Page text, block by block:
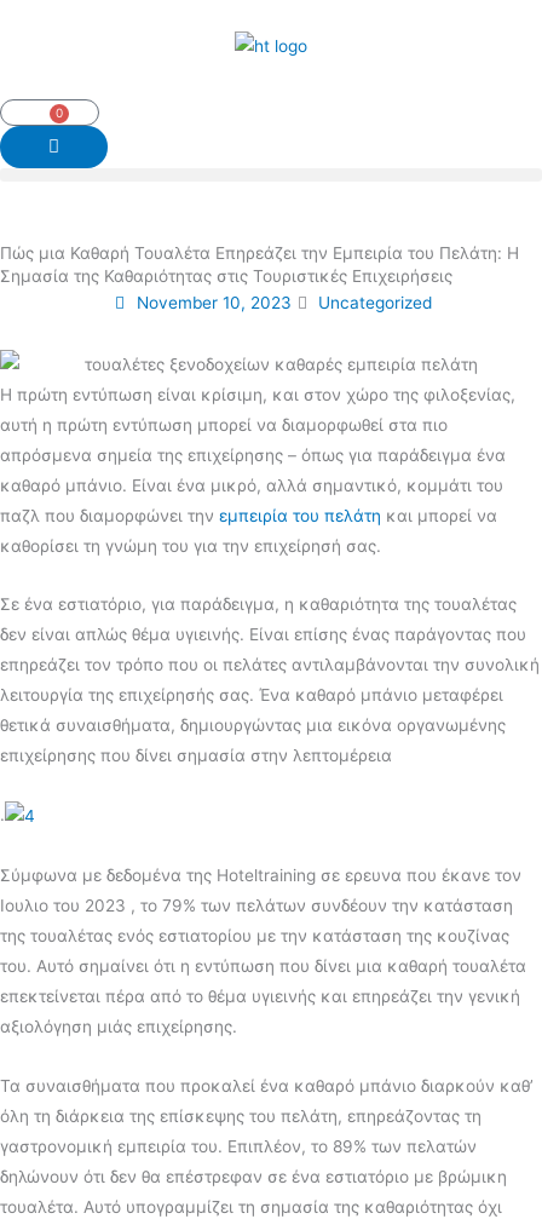
0
Cart
Πώς μια Καθαρή Τουαλέτα Επηρεάζει την Εμπειρία του Πελάτη: Η
Σημασία της Καθαριότητας στις Τουριστικές Επιχειρήσεις
November 10, 2023
Uncategorized
Η πρώτη εντύπωση είναι κρίσιμη, και στον χώρο της φιλοξενίας,
αυτή η πρώτη εντύπωση μπορεί να διαμορφωθεί στα πιο
απρόσμενα σημεία της επιχείρησης – όπως για παράδειγμα ένα
καθαρό μπάνιο. Είναι ένα μικρό, αλλά σημαντικό, κομμάτι του
παζλ που διαμορφώνει την εμπειρία του πελάτη και μπορεί να
καθορίσει τη γνώμη του για την επιχείρησή σας.
Σε ένα εστιατόριο, για παράδειγμα, η καθαριότητα της τουαλέτας
δεν είναι απλώς θέμα υγιεινής. Είναι επίσης ένας παράγοντας που
επηρεάζει τον τρόπο που οι πελάτες αντιλαμβάνονται την συνολική
λειτουργία της επιχείρησής σας. Ένα καθαρό μπάνιο μεταφέρει
θετικά συναισθήματα, δημιουργώντας μια εικόνα οργανωμένης
επιχείρησης που δίνει σημασία στην λεπτομέρεια
.
Σύμφωνα με δεδομένα της Hoteltraining σε ερευνα που έκανε τον
Ιουλιο του 2023 , το 79% των πελάτων συνδέουν την κατάσταση
της τουαλέτας ενός εστιατορίου με την κατάσταση της κουζίνας
του. Αυτό σημαίνει ότι η εντύπωση που δίνει μια καθαρή τουαλέτα
επεκτείνεται πέρα ​​από το θέμα υγιεινής και επηρεάζει την γενική
αξιολόγηση μιάς επιχείρησης.
Τα συναισθήματα που προκαλεί ένα καθαρό μπάνιο διαρκούν καθ’
όλη τη διάρκεια της επίσκεψης του πελάτη, επηρεάζοντας τη
γαστρονομική εμπειρία του. Επιπλέον, το 89% των πελατών
δηλώνουν ότι δεν θα επέστρεφαν σε ένα εστιατόριο με βρώμικη
τουαλέτα. Αυτό υπογραμμίζει τη σημασία της καθαριότητας όχι